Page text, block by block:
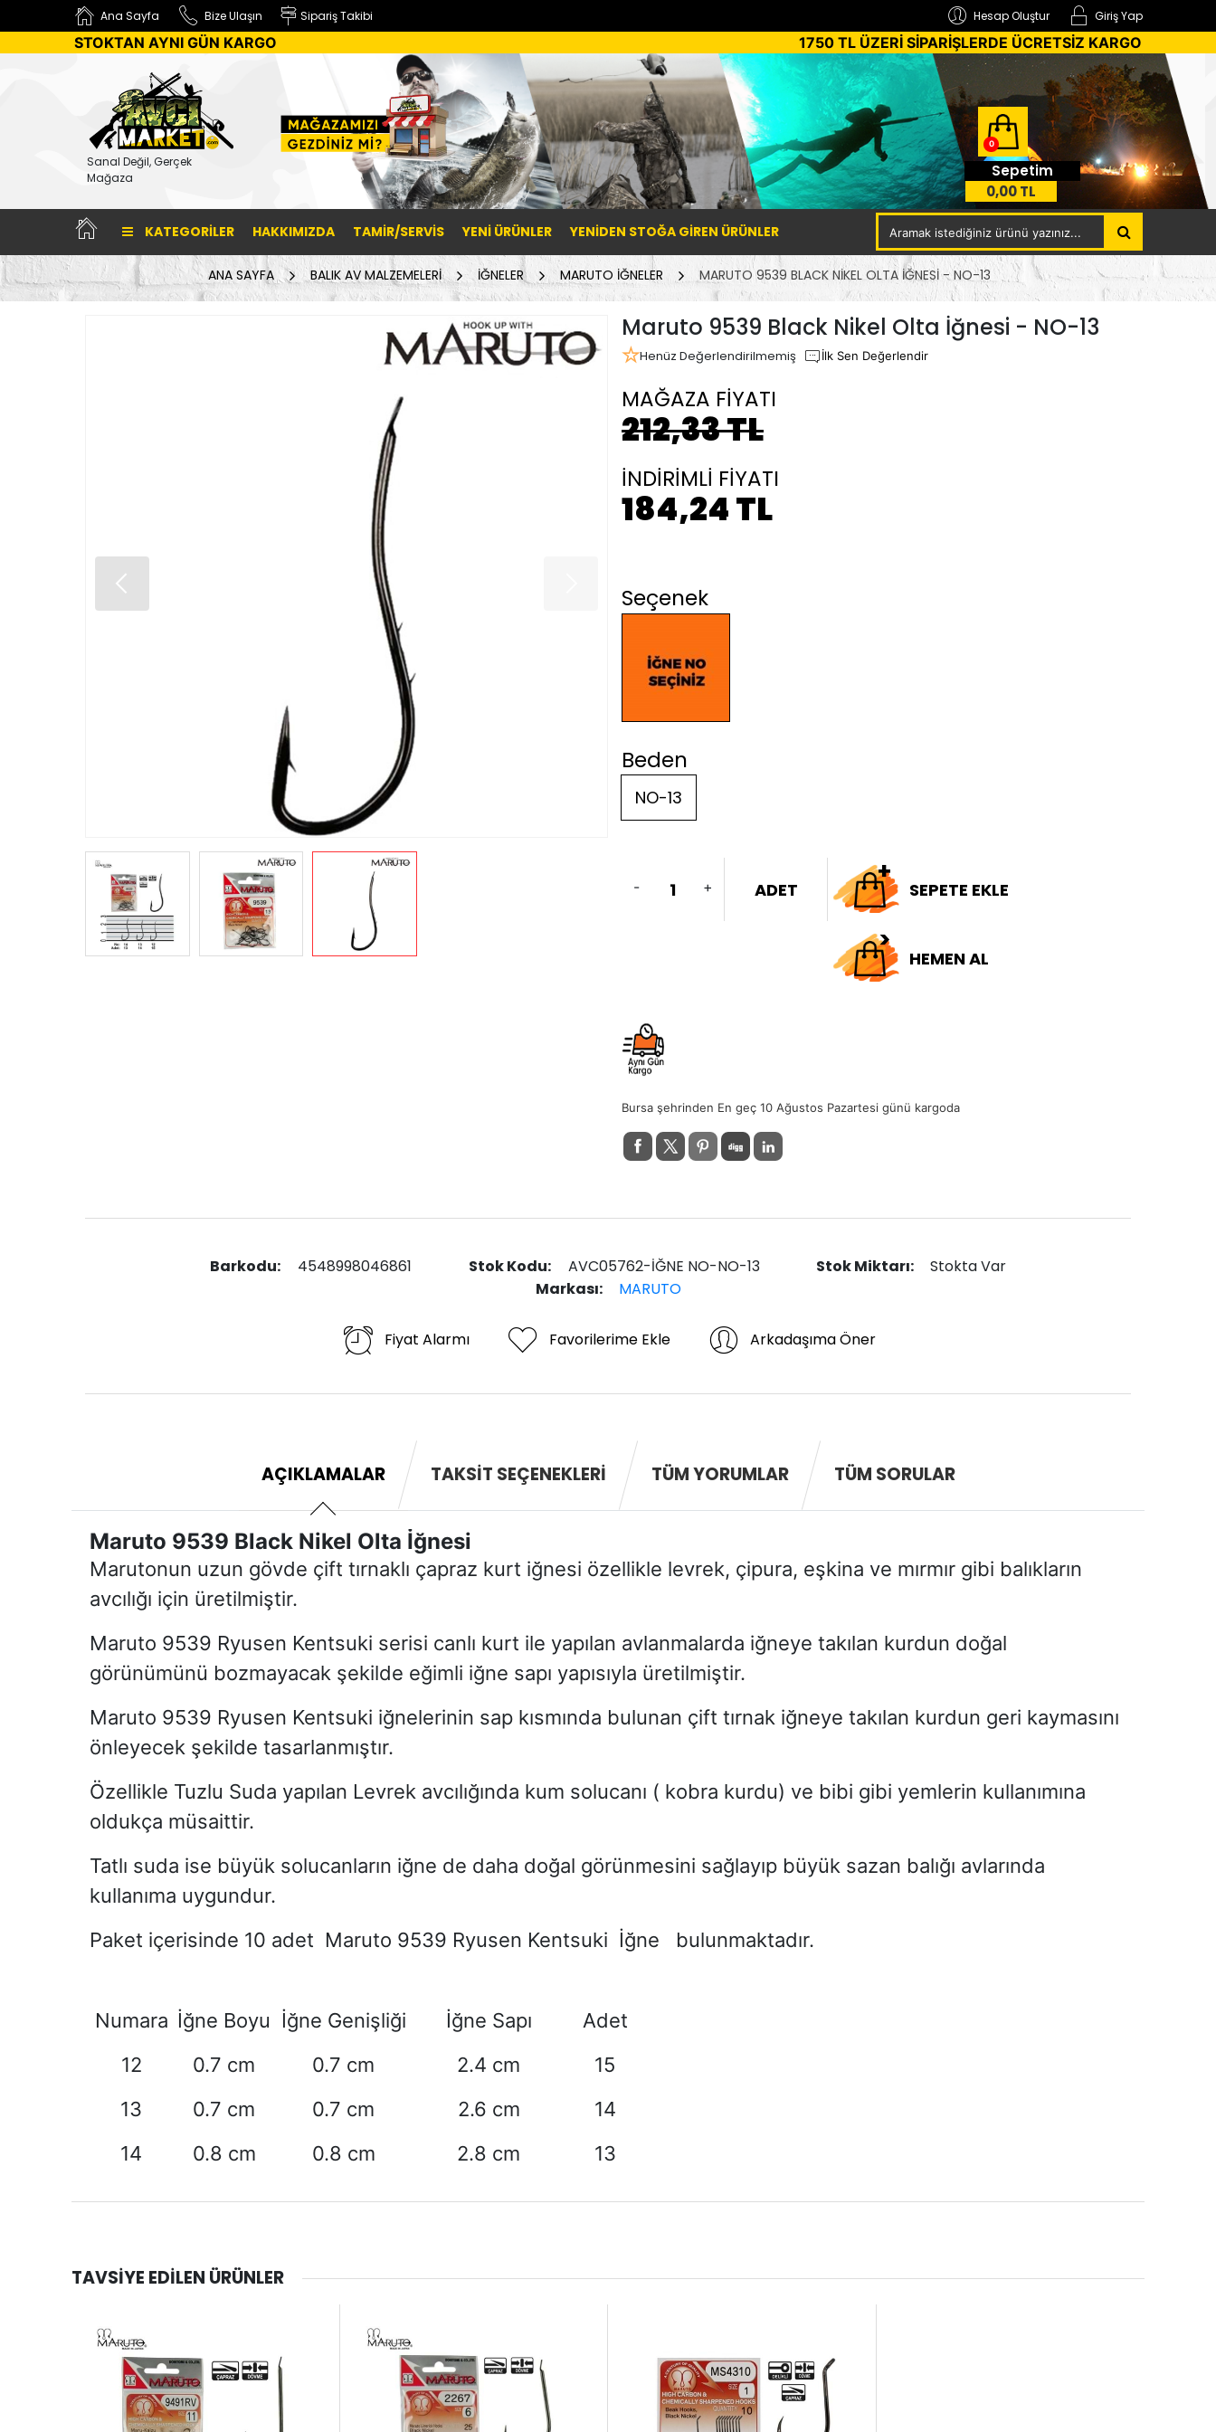
Ana Sayfa Bize Ulaşın Sipariş Takibi Giriş Yap
Hesap Oluştur
STOKTAN AYNI GÜN KARGO 1750 TL ÜZERİ SİPARİŞLERDE ÜCRETSİZ KARGO
Sanal Değil, Gerçek
Mağaza
0
Sepetim
0,00 TL
KATEGORILER HAKKIMIZDA TAMİR/SERVİS YENI ÜRÜNLER YENIDEN STOĞA GIREN ÜRÜNLER
ANA SAYFA BALIK AV MALZEMELERİ İĞNELER MARUTO İĞNELER MARUTO 9539 BLACK NIKEL OLTA İĞNESI - NO-13
Maruto 9539 Black Nikel Olta İğnesi - NO-13
Henüz Değerlendirilmemiş İlk Sen Değerlendir
MAĞAZA FİYATI
212,33 TL
İNDİRİMLİ FİYATI
184,24 TL
Seçenek
Beden
NO-13
- + ADET SEPETE EKLE
HEMEN AL
Bursa şehrinden En geç 10 Ağustos Pazartesi günü kargoda
Barkodu: 4548998046861 Stok Kodu: AVC05762-İĞNE NO-NO-13 Stok Miktarı:
Stokta Var
Markası:
MARUTO
Fiyat Alarmı Favorilerime Ekle Arkadaşıma Öner
AÇIKLAMALAR TAKSIT SEÇENEKLERI TÜM YORUMLAR TÜM SORULAR
Maruto 9539 Black Nikel Olta İğnesi
Marutonun uzun gövde çift tırnaklı çapraz kurt iğnesi özellikle levrek, çipura, eşkina ve mırmır gibi balıkların
avcılığı için üretilmiştir.
Maruto 9539 Ryusen Kentsuki serisi canlı kurt ile yapılan avlanmalarda iğneye takılan kurdun doğal
görünümünü bozmayacak şekilde eğimli iğne sapı yapısıyla üretilmiştir.
Maruto 9539 Ryusen Kentsuki iğnelerinin sap kısmında bulunan çift tırnak iğneye takılan kurdun geri kaymasını
önleyecek şekilde tasarlanmıştır.
Özellikle Tuzlu Suda yapılan Levrek avcılığında kum solucanı ( kobra kurdu) ve bibi gibi yemlerin kullanımına
oldukça müsaittir.
Tatlı suda ise büyük solucanların iğne de daha doğal görünmesini sağlayıp büyük sazan balığı avlarında
kullanıma uygundur.
Paket içerisinde 10 adet Maruto 9539 Ryusen Kentsuki İğne bulunmaktadır.
Numara İğne Boyu İğne Genişliği İğne Sapı
Adet
12
0.7 cm 0.7 cm 2.4 cm
15
13
0.7 cm 0.7 cm 2.6 cm
14
14
0.8 cm 0.8 cm 2.8 cm 13
TAVSIYE EDILEN ÜRÜNLER